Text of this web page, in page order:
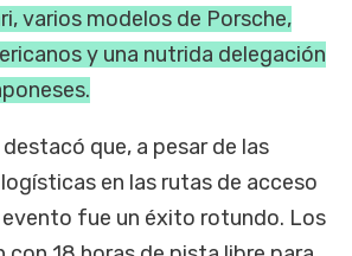
varios modelos de Porsche,
y una nutrida delegación
que, a pesar de las
en las rutas de acceso
evento fue un éxito rotundo. Los